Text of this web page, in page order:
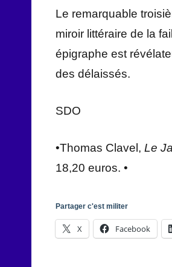
Le remarquable
miroir littéraire de la
épigraphe est
des délaissés.
SDO
•Thomas Clavel, Le
18,20 euros. •
Partager c'est militer
X Facebook